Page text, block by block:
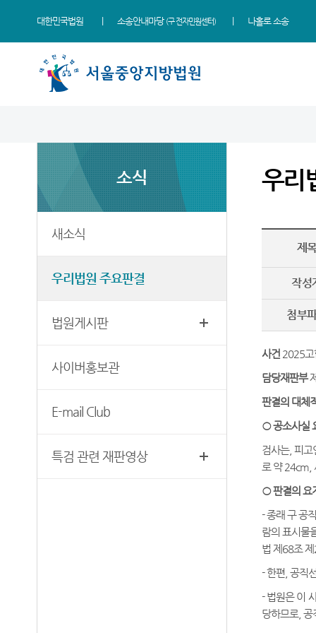
대한민국법원 소송안내마당 (구 전자민원센터) 나홀로 소송
조직 및 전화번호
등기국/소
찾아오시는 길
보안검색
우리법원 주요판결
법원 게시판
특검 관련 재판영상
법률상담안내
자주묻는질문
(종합민원지원센터 상담예약)
신청 안내
자주 사용하는 양식모음
서울법원종합청사 집행문 등
지식재산 전문재판부
IP Chambers
민생전담재판부
판결서 인터넷열람
부조리 신고센터
법원견학
정보공개
소식
새소식
우리법원 주요판결
법원게시판
사이버홍보관
E-mail Club
특검 관련 재판영상
우리
제
작성
첨부
사건 2025
담당재판부
판결의 대체
○ 공소사실
검사는, 피
로 약 24cm,
○ 판결의 요
- 종래 구 공
람의 표시물
법 제68조 제
- 한편, 공직
- 법원은 이
당하므로, 공